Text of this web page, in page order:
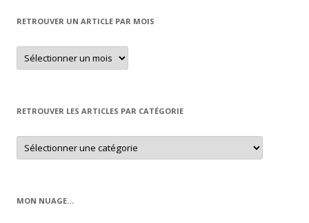
RETROUVER UN ARTICLE PAR MOIS
Retrouver
un
article
RETROUVER LES ARTICLES PAR CATÉGORIE
Retrouver
les
articles
MON NUAGE…